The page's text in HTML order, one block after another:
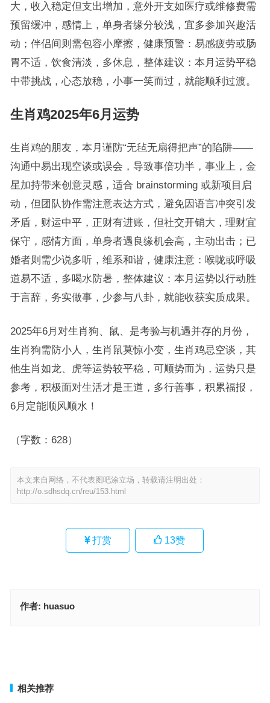
大，收入稳定但支出增加，意外开支如医疗或维修费需
预留缓冲，感情上，单身者缘分较浅，宜多参加兴趣活
动；伴侣间则需包容小摩擦，健康预警：易感疲劳或肠
胃不适，饮食清淡，多休息，整体建议：本月运势平稳
中带挑战，心态放稳，小事一笑而过，就能顺利过渡。
生肖鸡2025年6月运势
生肖鸡的朋友，本月谨防“无毡无扇得把声”的陷阱——
沟通中易出现空谈或误会，导致事倍功半，事业上，金
星加持带来创意灵感，适合 brainstorming 或新项目启
动，但团队协作需注意表达方式，避免因语言冲突引发
矛盾，财运中平，正财有进账，但社交开销大，理财宜
保守，感情方面，单身者遇良缘机会高，主动出击；已
婚者则需少说多听，维系和谐，健康注意：喉咙或呼吸
道易不适，多喝水防暑，整体建议：本月运势以行动胜
于言辞，务实做事，少参与八卦，就能收获实质成果。
2025年6月对生肖狗、鼠、是考验与机遇并存的月份，
生肖狗需防小人，生肖鼠莫惊小变，生肖鸡忌空谈，其
他生肖如龙、虎等运势较平稳，可顺势而为，运势只是
参考，积极面对生活才是王道，多行善事，积累福报，
6月定能顺风顺水！
（字数：628）
本文来自网络，不代表图吧涂立场，转载请注明出处：
http://o.sdhsdq.cn/reu/153.html
打赏 13赞
作者: huasuo
相关推荐